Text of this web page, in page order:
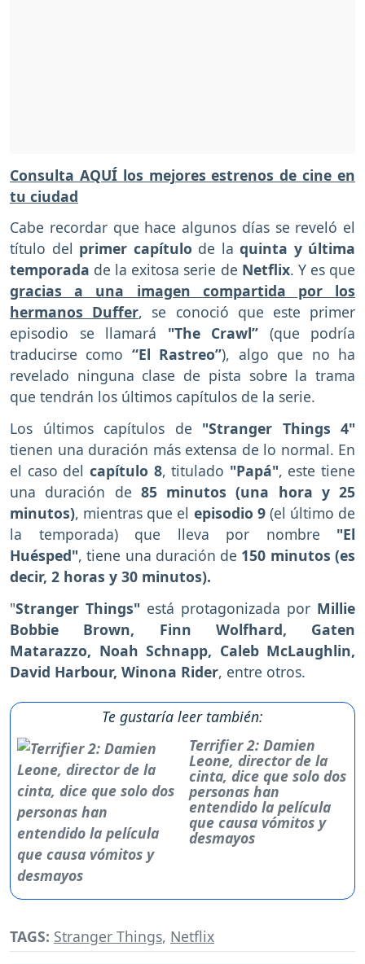
Consulta AQUÍ los mejores estrenos de cine en
tu ciudad
Cabe recordar que hace algunos días se reveló el
título del primer capítulo de la quinta y última
temporada de la exitosa serie de Netflix. Y es que
gracias a una imagen compartida por los
hermanos Duffer, se conoció que este primer
episodio se llamará "The Crawl” (que podría
traducirse como “El Rastreo”), algo que no ha
revelado ninguna clase de pista sobre la trama
que tendrán los últimos capítulos de la serie.
Los últimos capítulos de "Stranger Things 4"
tienen una duración más extensa de lo normal. En
el caso del capítulo 8, titulado "Papá", este tiene
una duración de 85 minutos (una hora y 25
minutos), mientras que el episodio 9(el último de
la temporada) que lleva por nombre "El
Huésped", tiene una duración de 150 minutos (es
decir, 2 horas y 30 minutos).
"Stranger Things" está protagonizada por Millie
Bobbie Brown, Finn Wolfhard, Gaten
Matarazzo, Noah Schnapp, Caleb McLaughlin,
David Harbour, Winona Rider, entre otros.
Te gustaría leer también:
Terrifier 2: Damien
Leone, director de la
cinta, dice que solo dos
personas han
entendido la película
que causa vómitos y
desmayos
TAGS: Stranger Things, Netflix